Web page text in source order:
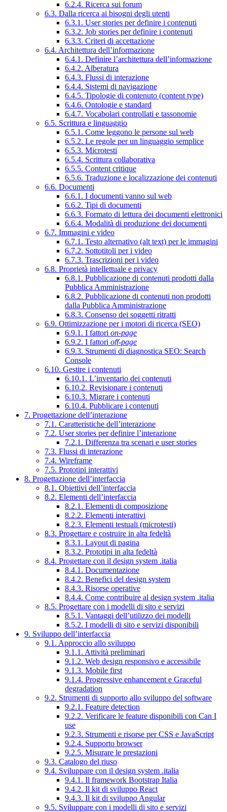
6.2.4. Ricerca sui forum
6.3. Dalla ricerca ai bisogni degli utenti
6.3.1. User stories per definire i contenuti
6.3.2. Job stories per definire i contenuti
6.3.3. Criteri di accettazione
6.4. Architettura dell’informazione
6.4.1. Definire l’architettura dell’informazione
6.4.2. Alberatura
6.4.3. Flussi di interazione
6.4.4. Sistemi di navigazione
6.4.5. Tipologie di contenuto (content type)
6.4.6. Ontologie e standard
6.4.7. Vocabolari controllati e tassonomie
6.5. Scrittura e linguaggio
6.5.1. Come leggono le persone sul web
6.5.2. Le regole per un linguaggio semplice
6.5.3. Microtesti
6.5.4. Scrittura collaborativa
6.5.5. Content critique
6.5.6. Traduzione e localizzazione dei contenuti
6.6. Documenti
6.6.1. I documenti vanno sul web
6.6.2. Tipi di documenti
6.6.3. Formato di lettura dei documenti elettronici
6.6.4. Modalità di produzione dei documenti
6.7. Immagini e video
6.7.1. Testo alternativo (alt text) per le immagini
6.7.2. Sottotitoli per i video
6.7.3. Trascrizioni per i video
6.8. Proprietà intellettuale e privacy
6.8.1. Pubblicazione di contenuti prodotti dalla
Pubblica Amministrazione
6.8.2. Pubblicazione di contenuti non prodotti
dalla Pubblica Amministrazione
6.8.3. Consenso dei soggetti ritratti
6.9. Ottimizzazione per i motori di ricerca (SEO)
6.9.1. I fattori on-page
6.9.2. I fattori off-page
6.9.3. Strumenti di diagnostica SEO: Search
Console
6.10. Gestire i contenuti
6.10.1. L’inventario dei contenuti
6.10.2. Revisionare i contenuti
6.10.3. Migrare i contenuti
6.10.4. Pubblicare i contenuti
7. Progettazione dell’interazione
7.1. Caratteristiche dell’interazione
7.2. User stories per definire l’interazione
7.2.1. Differenza tra scenari e user stories
7.3. Flussi di interazione
7.4. Wireframe
7.5. Prototipi interattivi
8. Progettazione dell’interfaccia
8.1. Obiettivi dell’interfaccia
8.2. Elementi dell’interfaccia
8.2.1. Elementi di composizione
8.2.2. Elementi interattivi
8.2.3. Elementi testuali (microtesti)
8.3. Progettare e costruire in alta fedeltà
8.3.1. Layout di pagina
8.3.2. Prototipi in alta fedeltà
8.4. Progettare con il design system .italia
8.4.1. Documentazione
8.4.2. Benefici del design system
8.4.3. Risorse operative
8.4.4. Come contribuire al design system .italia
8.5. Progettare con i modelli di sito e servizi
8.5.1. Vantaggi dell’utilizzo dei modelli
8.5.2. I modelli di sito e servizi disponibili
9. Sviluppo dell’interfaccia
9.1. Approccio allo sviluppo
9.1.1. Attività preliminari
9.1.2. Web design responsivo e accessibile
9.1.3. Mobile first
9.1.4. Progressive enhancement e Graceful
degradation
9.2. Strumenti di supporto allo sviluppo del software
9.2.1. Feature detection
9.2.2. Verificare le feature disponibili con Can I
use
9.2.3. Strumenti e risorse per CSS e JavaScript
9.2.4. Supporto browser
9.2.5. Misurare le prestazioni
9.3. Catalogo del riuso
9.4. Sviluppare con il design system .italia
9.4.1. Il framework Bootstrap Italia
9.4.2. Il kit di sviluppo React
9.4.3. Il kit di sviluppo Angular
9.5. Sviluppare con i modelli di sito e servizi